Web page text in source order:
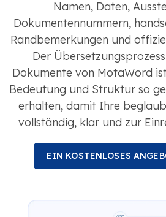
Namen, Daten,
Dokumentennummern,
Randbemerkungen und
Der
Dokumente von MotaWord
Bedeutung und Struktur so
erhalten, damit Ihre
vollständig, klar und zur
EIN KOSTENLOSES